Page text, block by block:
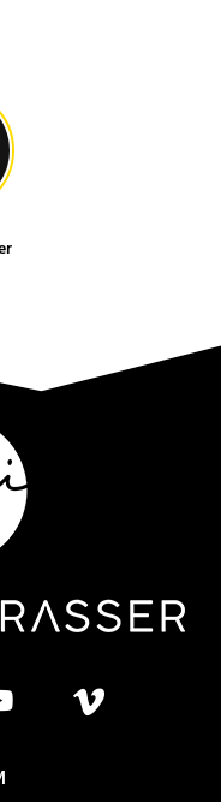
youtubevimeo